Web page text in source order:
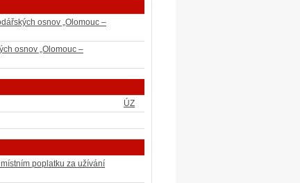
osnov „Olomouc –
osnov „Olomouc –
ÚZ
poplatku za užívání